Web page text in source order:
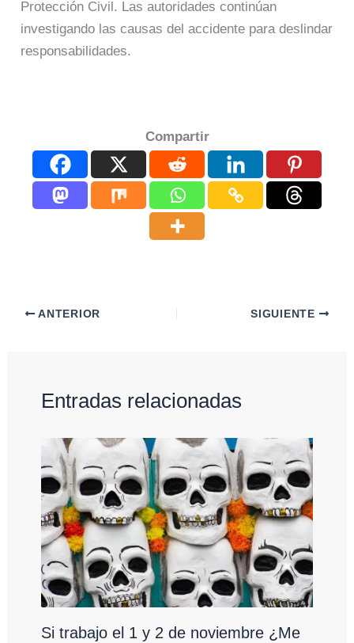
Protección Civil. Las autoridades continúan
investigando las causas del accidente para deslindar
responsabilidades.
Compartir
ANTERIOR SIGUIENTE
Entradas relacionadas
Si trabajo el 1 y 2 de noviembre ¿Me